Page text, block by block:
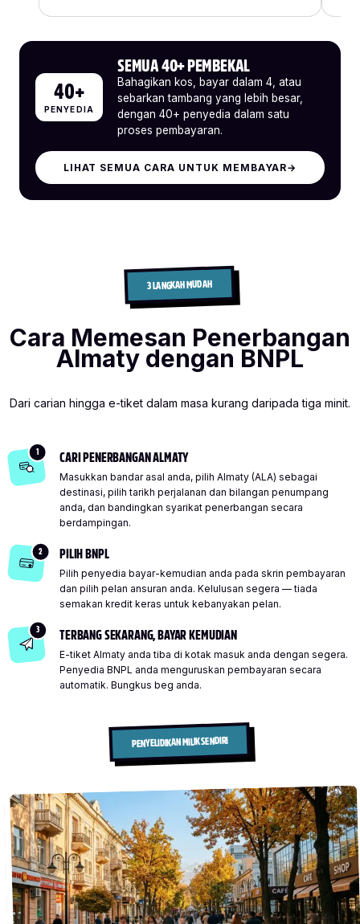
40+
PENYEDIA
SEMUA 40+ PEMBEKAL
Bahagikan kos, bayar dalam 4, atau
sebarkan tambang yang lebih besar,
dengan 40+ penyedia dalam satu
proses pembayaran.
LIHAT SEMUA CARA UNTUK MEMBAYAR→
3 LANGKAH MUDAH
Cara Memesan Penerbangan
Almaty dengan BNPL
Dari carian hingga e-tiket dalam masa kurang daripada tiga minit.
1 CARI PENERBANGAN ALMATY
Masukkan bandar asal anda, pilih Almaty (ALA) sebagai
destinasi, pilih tarikh perjalanan dan bilangan penumpang
anda, dan bandingkan syarikat penerbangan secara
berdampingan.
2 PILIH BNPL
Pilih penyedia bayar-kemudian anda pada skrin pembayaran
dan pilih pelan ansuran anda. Kelulusan segera — tiada
semakan kredit keras untuk kebanyakan pelan.
3 TERBANG SEKARANG, BAYAR KEMUDIAN
E-tiket Almaty anda tiba di kotak masuk anda dengan segera.
Penyedia BNPL anda menguruskan pembayaran secara
automatik. Bungkus beg anda.
PENYELIDIKAN MILIK SENDIRI